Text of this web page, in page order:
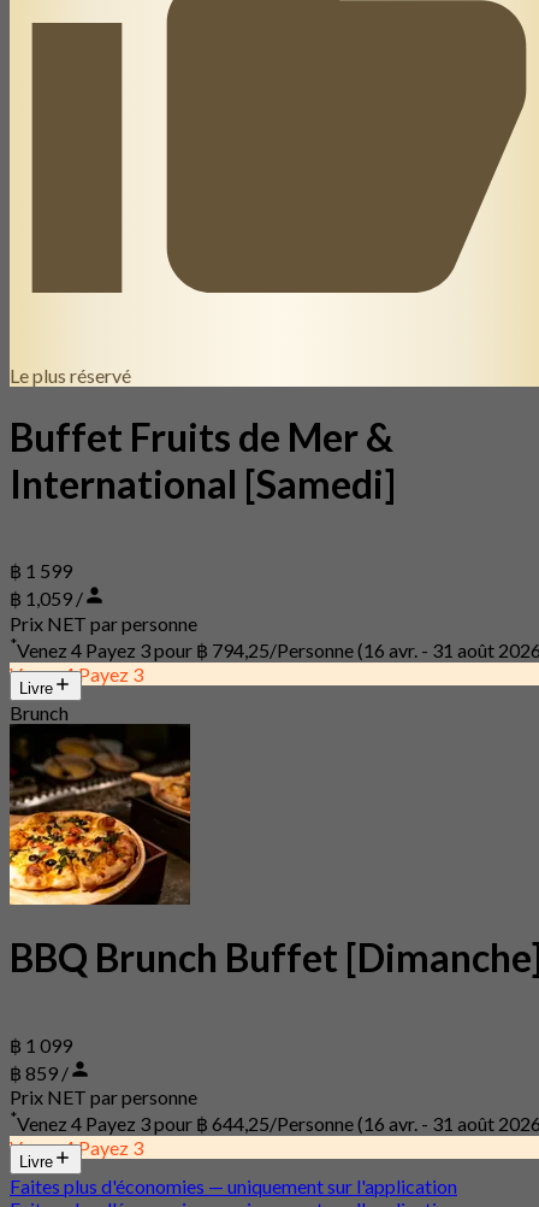
Le plus réservé
Buffet Fruits de Mer &
International [Samedi]
฿ 1 599
฿ 1,059 /
Prix NET par personne
*Venez 4 Payez 3 pour ฿ 794,25/Personne(16 avr. - 31 août
Venez 4 Payez 3
Livre
Brunch
BBQ Brunch Buffet
฿ 1 099
฿ 859 /
Prix NET par personne
*Venez 4 Payez 3 pour ฿ 644,25/Personne(16 avr. - 31 août
Venez 4 Payez 3
Livre
Faites plus d'économies — uniquement sur l'application